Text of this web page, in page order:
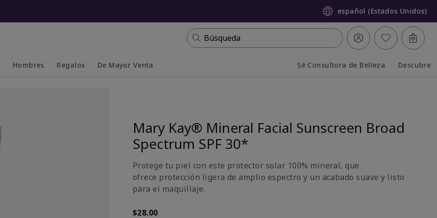
español (Estados Unidos)
Búsqueda
Hombres Regalos De Mayor Venta Sé Consultora de Belleza Descubre
Mary Kay® Mineral Facial Sunscreen Broad
Spectrum SPF 30*
Protege tu piel con este protector solar 100% mineral, que
ofrece protección ligera de amplio espectro y un acabado suave y listo
para el maquillaje.
$28.00